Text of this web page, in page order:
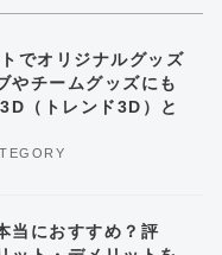
でオリジナルグッズ
やチームグッズにも
（トレンド3D）と
当におすすめ？評